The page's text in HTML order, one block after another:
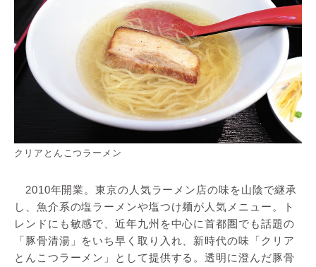
クリアとんこつラーメン
2010年開業。東京の人気ラーメン店の味を山陰で継承
し、魚介系の塩ラーメンや塩つけ麺が人気メニュー。ト
レンドにも敏感で、近年九州を中心に首都圏でも話題の
「豚骨清湯」をいち早く取り入れ、新時代の味「クリア
とんこつラーメン」として提供する。透明に澄んだ豚骨